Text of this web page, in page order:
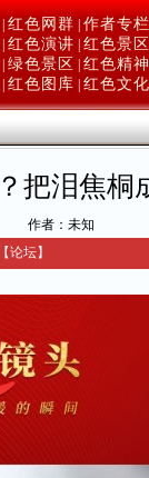
红色网群 作者专栏
红色演讲 红色景区
绿色景区
红色精神
红色图库 红色文化
把泪焦桐
作者：未知
【论坛】